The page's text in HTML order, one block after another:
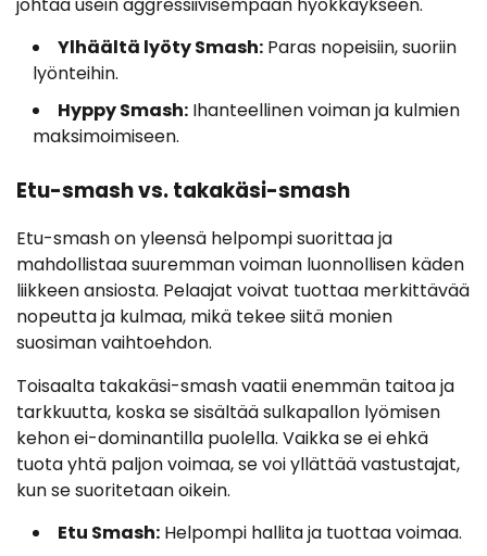
Ylhäältä lyöty Smash: Paras nopeisiin, suoriin
lyönteihin.
Hyppy Smash: Ihanteellinen voiman ja kulmien
maksimoimiseen.
Etu-smash vs. takakäsi-smash
Etu-smash on yleensä helpompi suorittaa ja
mahdollistaa suuremman voiman luonnollisen käden
liikkeen ansiosta. Pelaajat voivat tuottaa merkittävää
nopeutta ja kulmaa, mikä tekee siitä monien
suosiman vaihtoehdon.
Toisaalta takakäsi-smash vaatii enemmän taitoa ja
tarkkuutta, koska se sisältää sulkapallon lyömisen
kehon ei-dominantilla puolella. Vaikka se ei ehkä
tuota yhtä paljon voimaa, se voi yllättää vastustajat,
kun se suoritetaan oikein.
Etu Smash: Helpompi hallita ja tuottaa voimaa.